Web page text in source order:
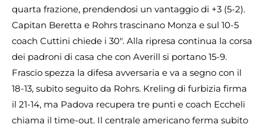
quarta frazione, prendendosi un vantaggio di +3 (5-2).
Capitan Beretta e Rohrs trascinano Monza e sul 10-5
coach Cuttini chiede i 30″. Alla ripresa continua la corsa
dei padroni di casa che con Averill si portano 15-9.
Frascio spezza la difesa avversaria e va a segno con il
18-13, subito seguito da Rohrs. Kreling di furbizia firma
il 21-14, ma Padova recupera tre punti e coach Eccheli
chiama il time-out. Il centrale americano ferma subito